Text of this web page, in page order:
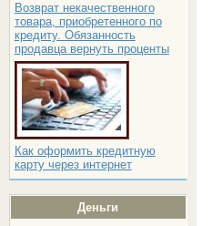
Возврат некачественного
товара, приобретенного по
кредиту. Обязанность
продавца вернуть проценты
Как оформить кредитную
карту через интернет
Деньги